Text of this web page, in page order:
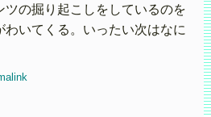
ツの掘り起こしをしているのを
わいてくる。いったい次はなに